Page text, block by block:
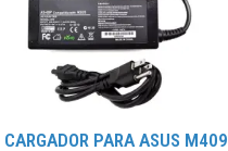
CARGADOR PARA ASUS M409